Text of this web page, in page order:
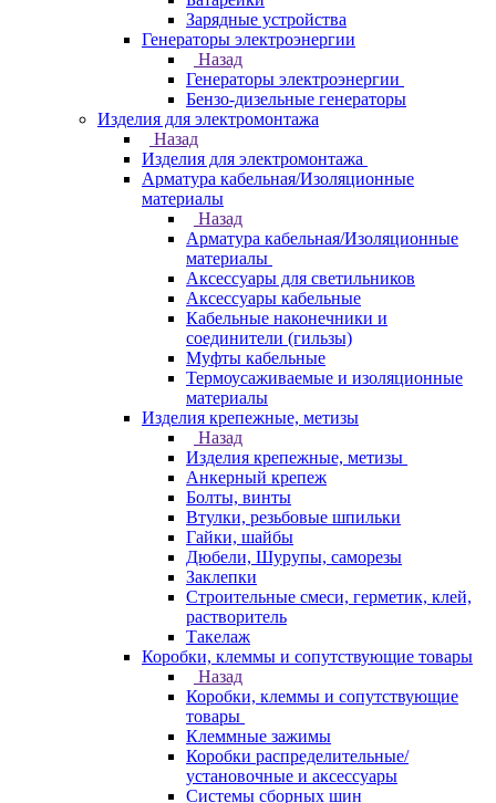
Зарядные устройства
Генераторы электроэнергии
Назад
Генераторы электроэнергии
Бензо-дизельные генераторы
Изделия для электромонтажа
Назад
Изделия для электромонтажа
Арматура кабельная/Изоляционные
материалы
Назад
Арматура кабельная/Изоляционные
материалы
Аксессуары для светильников
Аксессуары кабельные
Кабельные наконечники и
соединители (гильзы)
Муфты кабельные
Термоусаживаемые и изоляционные
материалы
Изделия крепежные, метизы
Назад
Изделия крепежные, метизы
Анкерный крепеж
Болты, винты
Втулки, резьбовые шпильки
Гайки, шайбы
Дюбели, Шурупы, саморезы
Заклепки
Строительные смеси, герметик, клей,
растворитель
Такелаж
Коробки, клеммы и сопутствующие товары
Назад
Коробки, клеммы и сопутствующие
товары
Клеммные зажимы
Коробки распределительные/
установочные и аксессуары
Системы сборных шин